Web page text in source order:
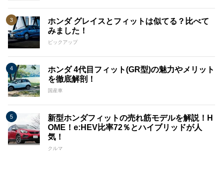
ホンダ グレイスとフィットは似てる？比べて
みました！
ピックアップ
ホンダ 4代目フィット(GR型)の魅力やメリット
を徹底解剖！
国産車
新型ホンダフィットの売れ筋モデルを解説！H
OME！e:HEV比率72％とハイブリッドが人
気！
クルマ